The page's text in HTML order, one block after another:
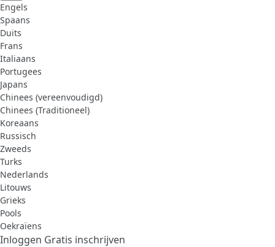
Engels
Spaans
Duits
Frans
Italiaans
Portugees
Japans
Chinees (vereenvoudigd)
Chinees (Traditioneel)
Koreaans
Russisch
Zweeds
Turks
Nederlands
Litouws
Grieks
Pools
Oekraïens
Inloggen Gratis inschrijven